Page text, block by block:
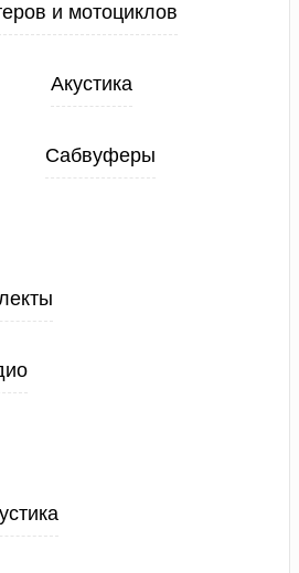
и мотоциклов
Акустика
Сабвуферы